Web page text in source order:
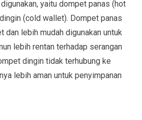
yaitu dompet panas (hot
(cold wallet). Dompet panas
dan lebih mudah digunakan untuk
lebih rentan terhadap serangan
dingin tidak terhubung ke
lebih aman untuk penyimpanan